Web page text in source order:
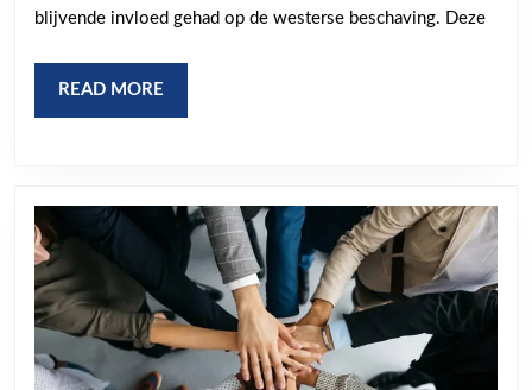
blijvende invloed gehad op de westerse beschaving. Deze
READ MORE
MORE